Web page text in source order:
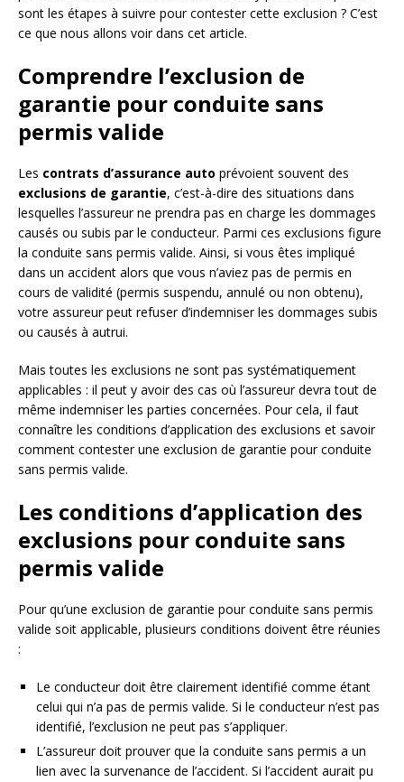
sont les étapes à suivre pour contester cette exclusion ? C’est
ce que nous allons voir dans cet article.
Comprendre l’exclusion de
garantie pour conduite sans
permis valide
Les contrats d’assurance auto prévoient souvent des
exclusions de garantie, c’est-à-dire des situations dans
lesquelles l’assureur ne prendra pas en charge les dommages
causés ou subis par le conducteur. Parmi ces exclusions figure
la conduite sans permis valide. Ainsi, si vous êtes impliqué
dans un accident alors que vous n’aviez pas de permis en
cours de validité (permis suspendu, annulé ou non obtenu),
votre assureur peut refuser d’indemniser les dommages subis
ou causés à autrui.
Mais toutes les exclusions ne sont pas systématiquement
applicables : il peut y avoir des cas où l’assureur devra tout de
même indemniser les parties concernées. Pour cela, il faut
connaître les conditions d’application des exclusions et savoir
comment contester une exclusion de garantie pour conduite
sans permis valide.
Les conditions d’application des
exclusions pour conduite sans
permis valide
Pour qu’une exclusion de garantie pour conduite sans permis
valide soit applicable, plusieurs conditions doivent être réunies
:
Le conducteur doit être clairement identifié comme étant
celui qui n’a pas de permis valide. Si le conducteur n’est pas
identifié, l’exclusion ne peut pas s’appliquer.
L’assureur doit prouver que la conduite sans permis a un
lien avec la survenance de l’accident. Si l’accident aurait pu